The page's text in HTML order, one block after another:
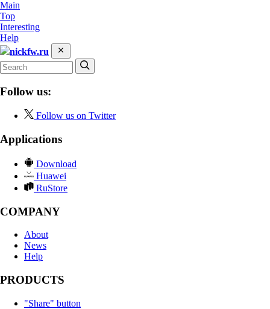
Main
Top
Interesting
Help
nickfw.ru
Follow us:
Follow us on Twitter
Applications
Download
Huawei
RuStore
COMPANY
About
News
Help
PRODUCTS
"Share" button